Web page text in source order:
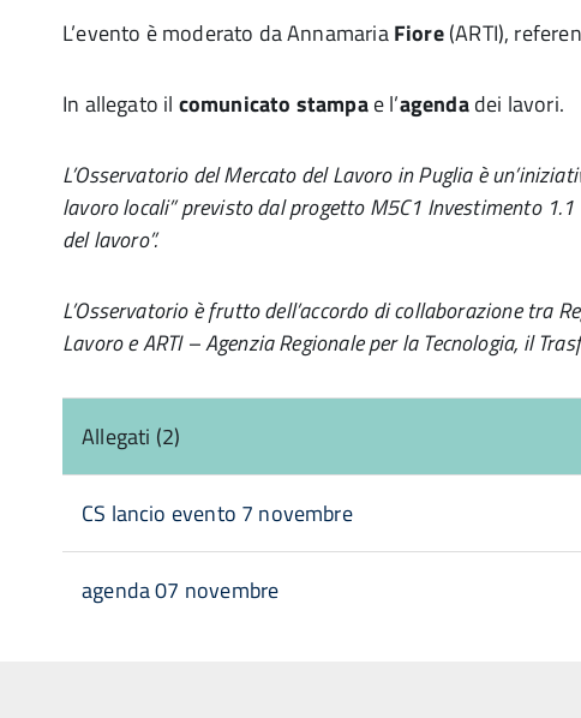
L’evento è moderato da AnnamariaFiore(ARTI),
In allegato il comunicato stampae l’agendadei lavori.
L’Osservatorio del Mercato del Lavoro in Puglia è
lavoro locali” previsto dal progetto M5C1 Investimento
del lavoro”.
L’Osservatorio è frutto dell’accordo di collaborazione tra
Lavoro e ARTI – Agenzia Regionale per la Tecnologia, il
Allegati (2)
CS lancio evento 7 novembre
agenda 07 novembre